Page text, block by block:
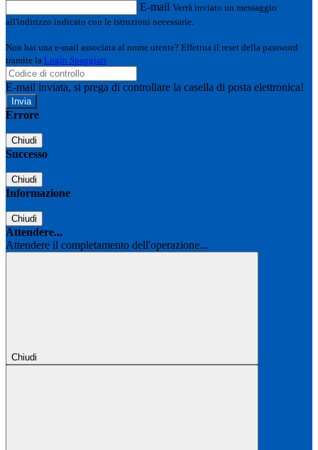
E-mail Verrà inviato un messaggio
all'indirizzo indicato con le istruzioni necessarie.
Non hai una e-mail associata al nome utente? Effettua il reset della password
tramite la Login Spaggiari
E-mail inviata, si prega di controllare la casella di posta elettronica!
Errore
Chiudi
Successo
Chiudi
Informazione
Chiudi
Attendere...
Attendere il completamento dell'operazione...
Chiudi